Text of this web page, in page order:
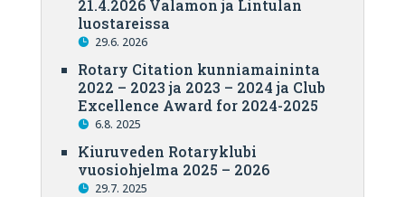
21.4.2026 Valamon ja Lintulan
luostareissa
29.6. 2026
Rotary Citation kunniamaininta
2022 – 2023 ja 2023 – 2024 ja Club
Excellence Award for 2024-2025
6.8. 2025
Kiuruveden Rotaryklubi
vuosiohjelma 2025 – 2026
29.7. 2025